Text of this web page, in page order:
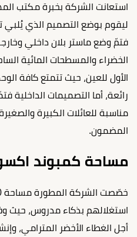
استعانت الشركة بخبرة مكتب
ليقوم بوضع التصميم الذي يُلبي
فتمّ وضع ماستر بلان داخلي
الخضراء والمسطحات المائية
الأول للعين، حيث تتمتع كافة
رائعة، أما التصميمات الداخلية
مناسبة للعائلات الكبيرة
المضمون.
مساحة كمبوند اكسورا 6
استغلالهم بذكاء مدروس، حيث
أجل الغطاء الأخضر المترامي،